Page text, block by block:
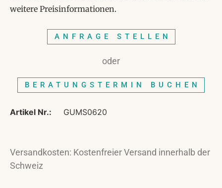
weitere Preisinformationen.
ANFRAGE STELLEN
oder
BERATUNGSTERMIN BUCHEN
Artikel Nr.: GUMS0620
Versandkosten: Kostenfreier Versand innerhalb der
Schweiz